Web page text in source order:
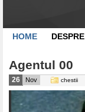
HOME DESPRE
Agentul 00
26 Nov chestii